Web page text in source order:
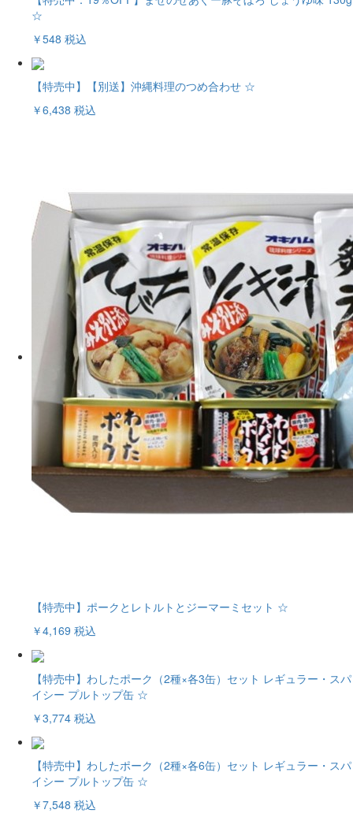
☆
￥548 税込
【特売中】【別送】沖縄料理のつめ合わせ ☆
￥6,438 税込
【特売中】ポークとレトルトとジーマーミセット ☆
￥4,169 税込
【特売中】わしたポーク（2種×各3缶）セット レギュラー・スパ
イシー プルトップ缶 ☆
￥3,774 税込
【特売中】わしたポーク（2種×各6缶）セット レギュラー・スパ
イシー プルトップ缶 ☆
￥7,548 税込